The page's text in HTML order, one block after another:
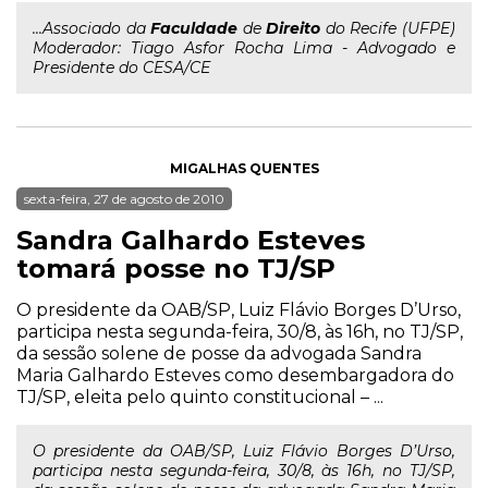
...Associado daFaculdade deDireito do Recife (UFPE)
Moderador: Tiago Asfor Rocha Lima - Advogado e
Presidente do CESA/CE
MIGALHAS QUENTES
sexta-feira, 27 de agosto de 2010
Sandra Galhardo Esteves
tomará posse no TJ/SP
O presidente da OAB/SP, Luiz Flávio Borges D’Urso,
participa nesta segunda-feira, 30/8, às 16h, no TJ/SP,
da sessão solene de posse da advogada Sandra
Maria Galhardo Esteves como desembargadora do
TJ/SP, eleita pelo quinto constitucional – ...
O presidente da OAB/SP, Luiz Flávio Borges D’Urso,
participa nesta segunda-feira, 30/8, às 16h, no TJ/SP,